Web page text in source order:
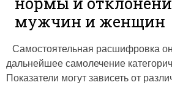
мужчин и женщин
Самостоятельная расшифровка
дальнейшее самолечение
Показатели могут зависеть от